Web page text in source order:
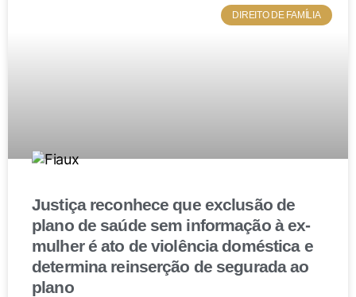
remessa dos autos ao Tribunal de origem, a fim de que,
superada a questão, prossiga no julgamento da
A decisão do STJ reforça uma diretriz importante: a
União estável e filhos constituídos após a hipoteca
podem, sim, tornar o imóvel impenhorável, desde que ele
seja a residência da família.
DIREITO DE FAMÍLIA
Justiça reconhece que exclusão de
plano de saúde sem informação à ex-
mulher é ato de violência doméstica e
determina reinserção de segurada ao
plano